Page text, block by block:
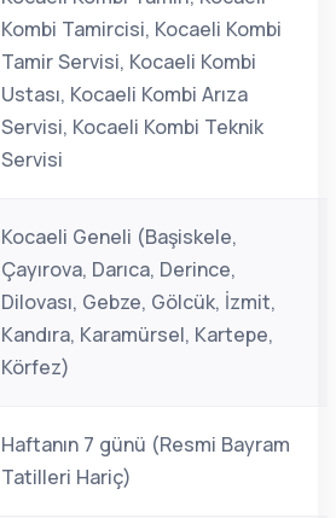
Kombi Tamircisi, Kocaeli Kombi
Tamir Servisi, Kocaeli Kombi
Ustası, Kocaeli Kombi Arıza
Servisi, Kocaeli Kombi Teknik
Servisi
Kocaeli Geneli (Başiskele,
Çayırova, Darıca, Derince,
Dilovası, Gebze, Gölcük, İzmit,
Kandıra, Karamürsel, Kartepe,
Körfez)
Haftanın 7 günü (Resmi Bayram
Tatilleri Hariç)